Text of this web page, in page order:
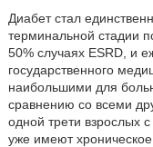
Диабет стал
терминальной стадии
50% случаях ESRD, и
государственного
наибольшими для
сравнению со всеми
одной трети взрослых
уже имеют